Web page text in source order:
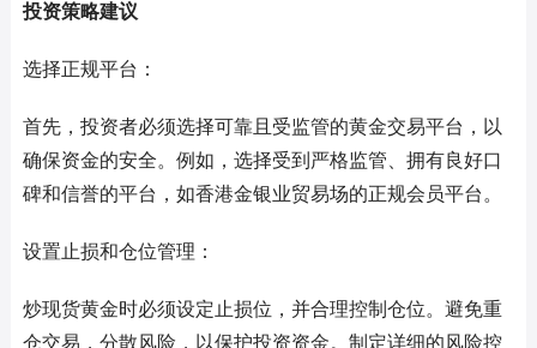
投资策略建议
选择正规平台：
首先，投资者必须选择可靠且受监管的黄金交易平台，以
确保资金的安全。例如，选择受到严格监管、拥有良好口
碑和信誉的平台，如香港金银业贸易场的正规会员平台。
设置止损和仓位管理：
炒现货黄金时必须设定止损位，并合理控制仓位。避免重
仓交易，分散风险，以保护投资资金。制定详细的风险控